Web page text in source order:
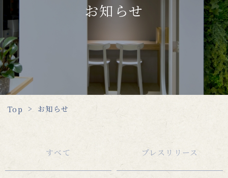
お知らせ
Top お知らせ
すべて プレスリリース